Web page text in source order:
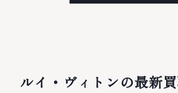
リーや ブランド品・時計等は特
かったお品物でも、一点一点丁寧
貴金属・宝
計、多く
実現して
ルイ・ヴィトンの最新